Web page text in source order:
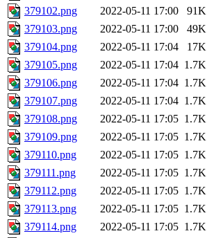
379102.png
2022-05-11 17:00
91K
379103.png
2022-05-11 17:00
49K
379104.png
2022-05-11 17:04
17K
379105.png
2022-05-11 17:04 1.7K
379106.png
2022-05-11 17:04 1.7K
379107.png
2022-05-11 17:04 1.7K
379108.png
2022-05-11 17:05 1.7K
379109.png
2022-05-11 17:05 1.7K
379110.png
2022-05-11 17:05 1.7K
379111.png
2022-05-11 17:05 1.7K
379112.png
2022-05-11 17:05 1.7K
379113.png
2022-05-11 17:05 1.7K
379114.png
2022-05-11 17:05 1.7K